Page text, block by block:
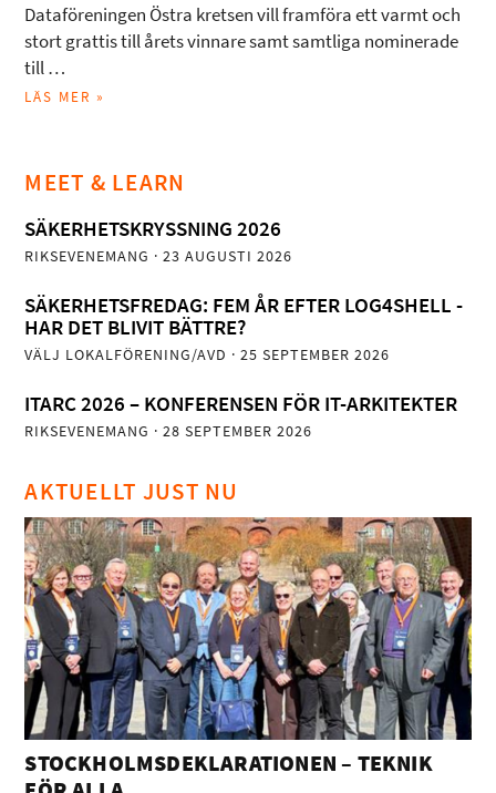
Dataföreningen Östra kretsen vill framföra ett varmt och
stort grattis till årets vinnare samt samtliga nominerade
till …
LÄS MER »
MEET & LEARN
SÄKERHETSKRYSSNING 2026
RIKSEVENEMANG · 23 AUGUSTI 2026
SÄKERHETSFREDAG: FEM ÅR EFTER LOG4SHELL -
HAR DET BLIVIT BÄTTRE?
VÄLJ LOKALFÖRENING/AVD · 25 SEPTEMBER 2026
ITARC 2026 – KONFERENSEN FÖR IT-ARKITEKTER
RIKSEVENEMANG · 28 SEPTEMBER 2026
AKTUELLT JUST NU
STOCKHOLMSDEKLARATIONEN – TEKNIK